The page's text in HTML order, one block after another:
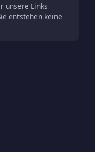
unsere Links
entstehen keine